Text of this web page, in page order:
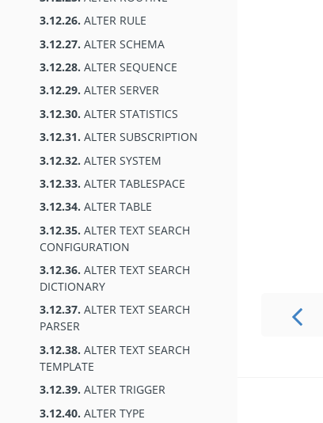
3.12.26. ALTER RULE
3.12.27. ALTER SCHEMA
3.12.28. ALTER SEQUENCE
3.12.29. ALTER SERVER
3.12.30. ALTER STATISTICS
3.12.31. ALTER SUBSCRIPTION
3.12.32. ALTER SYSTEM
3.12.33. ALTER TABLESPACE
3.12.34. ALTER TABLE
3.12.35. ALTER TEXT SEARCH
CONFIGURATION
3.12.36. ALTER TEXT SEARCH
DICTIONARY
3.12.37. ALTER TEXT SEARCH
PARSER
3.12.38. ALTER TEXT SEARCH
TEMPLATE
3.12.39. ALTER TRIGGER
3.12.40. ALTER TYPE